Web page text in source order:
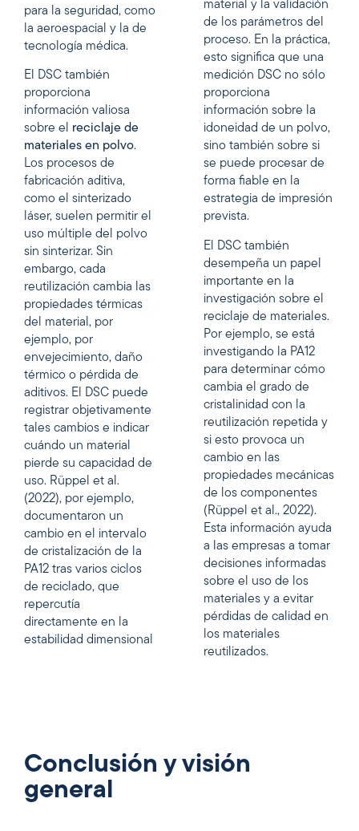
para la seguridad, como
la aeroespacial y la de
tecnología médica.
El DSC también
proporciona
información valiosa
sobre el reciclaje de
materiales en polvo.
Los procesos de
fabricación aditiva,
como el sinterizado
láser, suelen permitir el
uso múltiple del polvo
sin sinterizar. Sin
embargo, cada
reutilización cambia las
propiedades térmicas
del material, por
ejemplo, por
envejecimiento, daño
térmico o pérdida de
aditivos. El DSC puede
registrar objetivamente
tales cambios e indicar
cuándo un material
pierde su capacidad de
uso. Rüppel et al.
(2022), por ejemplo,
documentaron un
cambio en el intervalo
de cristalización de la
PA12 tras varios ciclos
de reciclado, que
repercutía
directamente en la
estabilidad dimensional
material y la validación
de los parámetros del
proceso. En la práctica,
esto significa que una
medición DSC no sólo
proporciona
información sobre la
idoneidad de un polvo,
sino también sobre si
se puede procesar de
forma fiable en la
estrategia de impresión
prevista.
El DSC también
desempeña un papel
importante en la
investigación sobre el
reciclaje de materiales.
Por ejemplo, se está
investigando la PA12
para determinar cómo
cambia el grado de
cristalinidad con la
reutilización repetida y
si esto provoca un
cambio en las
propiedades mecánicas
de los componentes
(Rüppel et al., 2022).
Esta información ayuda
a las empresas a tomar
decisiones informadas
sobre el uso de los
materiales y a evitar
pérdidas de calidad en
los materiales
reutilizados.
Conclusión y visión
general